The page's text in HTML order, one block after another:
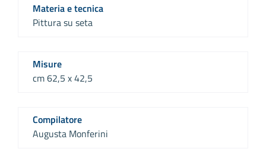
Materia e tecnica
Pittura su seta
Misure
cm 62,5 x 42,5
Compilatore
Augusta Monferini